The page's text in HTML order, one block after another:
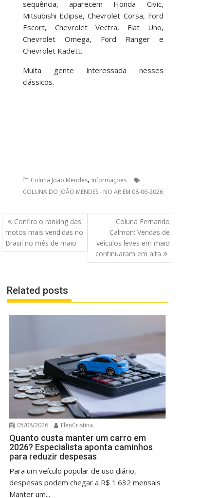
sequência, aparecem Honda Civic,
Mitsubishi Eclipse, Chevrolet Corsa, Ford
Escort, Chevrolet Vectra, Fiat Uno,
Chevrolet Omega, Ford Ranger e
Chevrolet Kadett.
Muita gente interessada nesses
clássicos.
Coluna João Mendes, Informações
COLUNA DO JOÃO MENDES - NO AR EM 08-06-2026
Navegação
de
Post
Confira o ranking das
motos mais vendidas no
Brasil no mês de maio
Coluna Fernando
Calmon: Vendas de
veículos leves em maio
continuaram em alta
Related posts
05/08/2026 ElenCristina
Quanto custa manter um carro em
2026? Especialista aponta caminhos
para reduzir despesas
Para um veículo popular de uso diário,
despesas podem chegar a R$ 1.632 mensais
Manter um...